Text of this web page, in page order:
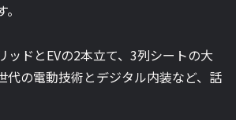
ッドとEVの2本立て、3列シートの大
代の電動技術とデジタル内装など、話